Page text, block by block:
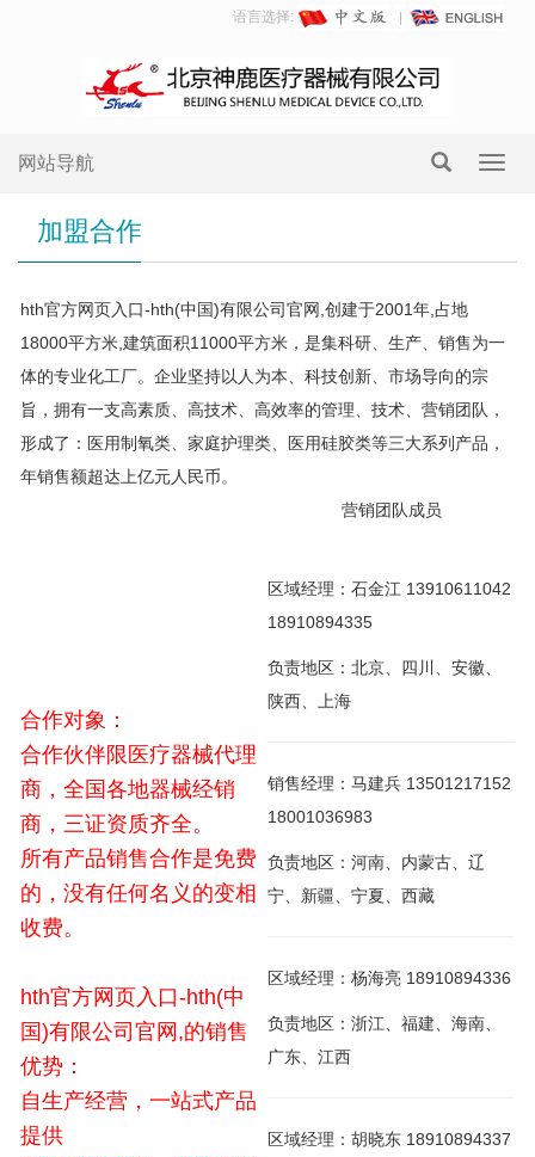
语言选择:
网站导航
加盟合作
hth官方网页入口-hth(中国)有限公司官网,创建于2001年,占地
18000平方米,建筑面积11000平方米，是集科研、生产、销售为一
体的专业化工厂。企业坚持以人为本、科技创新、市场导向的宗
旨，拥有一支高素质、高技术、高效率的管理、技术、营销团队，
形成了：医用制氧类、家庭护理类、医用硅胶类等三大系列产品，
年销售额超达上亿元人民币。
合作对象：
合作伙伴限医疗器械代理
商，全国各地器械经销
商，三证资质齐全。
所有产品销售合作是免费
的，没有任何名义的变相
收费。
hth官方网页入口-hth(中
国)有限公司官网,的销售
优势：
自生产经营，一站式产品
提供
营销团队成员
区域经理：石金江 13910611042
18910894335
负责地区：北京、四川、安徽、
陕西、上海
销售经理：马建兵 13501217152
18001036983
负责地区：河南、内蒙古、辽
宁、新疆、宁夏、西藏
区域经理：杨海亮 18910894336
负责地区：浙江、福建、海南、
广东、江西
区域经理：胡晓东 18910894337